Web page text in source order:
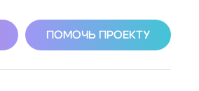
ПОМОЧЬ ПРОЕКТУ